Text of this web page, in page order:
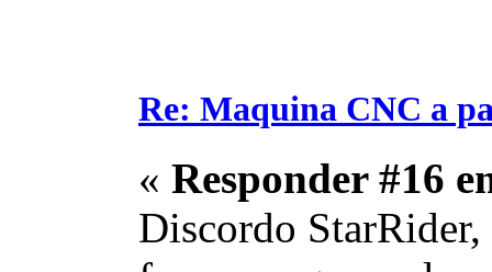
Re: Maquina CNC a
« Responder #16
Discordo